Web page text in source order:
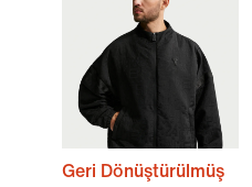
Geri Dönüştürülmüş